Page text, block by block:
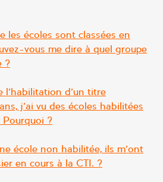
les écoles sont classées en
vous me dire à quel groupe
?
l’habilitation d’un titre
j’ai vu des écoles habilitées
Pourquoi ?
école non habilitée, ils m’ont
en cours à la CTI. ?